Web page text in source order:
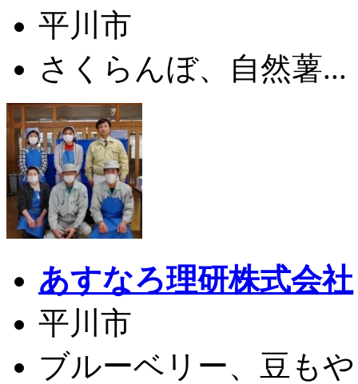
平川市
さくらんぼ、自然薯...
あすなろ理研株式会社
平川市
ブルーベリー、豆も